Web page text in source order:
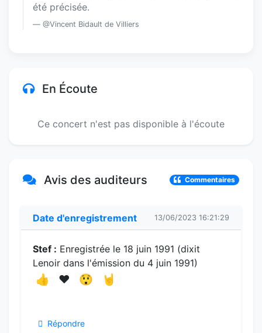
été précisée.
@Vincent Bidault de Villiers
En Écoute
Ce concert n'est pas disponible à l'écoute
Avis des auditeurs Commentaires
Date d'enregistrement 13/06/2023 16:21:29
Stef : Enregistrée le 18 juin 1991 (dixit
Lenoir dans l'émission du 4 juin 1991)
👍 ❤️ 😲 🤘
Répondre